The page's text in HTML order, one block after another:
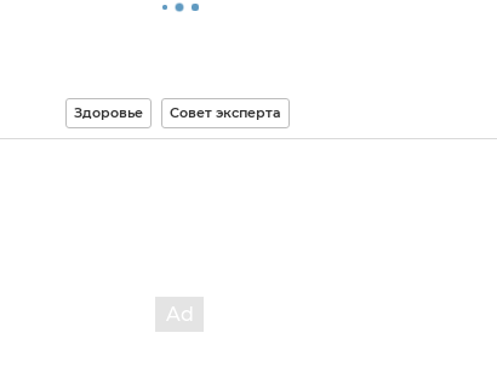
Здоровье Совет эксперта